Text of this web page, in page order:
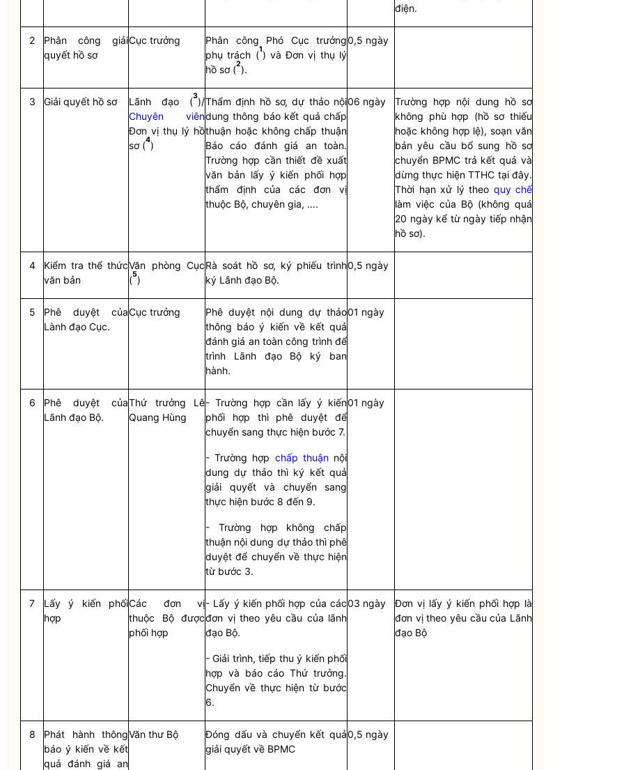
điện.
2
Phân công giải
quyết hồ sơ
Cục trưởng
Phân công Phó Cục trưởng
phụ trách (1) và Đơn vị thụ lý
hồ sơ (2).
0,5 ngày
3 Giải quyết hồ sơ Lãnh đạo (3)/
Chuyên viên
Đơn vị thụ lý hồ
sơ (4)
Thẩm định hồ sơ, dự thảo nội
dung thông báo kết quả chấp
thuận hoặc khôngchấp thuận
Báo cáo đánh giá an toàn.
Trường hợp cần thiết đề xuất
văn bản lấy ý kiến phối hợp
thẩm định của các đơn vị
thuộc Bộ, chuyên gia, ….
06 ngày
Trường hợp nội dung hồ sơ
không phù hợp (hồ sơ thiếu
hoặc không hợp lệ), soạn văn
bản yêu cầu bổ sung hồ sơ
chuyển BPMC trả kết quả và
dừng thực hiện TTHC tại đây.
Thời hạn xử lý theo quy chế
làm việc của Bộ (không quá
20 ngày kể từ ngày tiếp nhận
hồ sơ).
4
Kiểm tra thể thức
văn bản
Văn phòng Cục
(5)
Rà soát hồ sơ, ký phiếu trình
ký Lãnh đạo Bộ.
0,5 ngày
5
Phê duyệt của
Lành đạo Cục.
Cục trưởng
Phê duyệt nội dung dự thảo
thông báo ý kiến về kết quả
đánh giá an toàn công trình để
trình Lãnh đạo Bộ ký ban
hành.
01 ngày
6
Phê duyệt của
Lãnh đạo Bộ.
Thứ trưởng Lê
Quang Hùng
- Trường hợp cần lấy ý kiến
phối hợp thì phê duyệt để
chuyển sang thực hiện bước 7.
- Trường hợp chấp thuậnnội
dung dự thảo thì ký kết quả
giải quyết và chuyển sang
thực hiện bước 8 đến 9.
- Trường hợp không chấp
thuận nội dung dự thảo thì phê
duyệt để chuyển về thực hiện
từ bước 3.
01 ngày
7
Lấy ý kiến phối
hợp
Các đơn vị
thuộc Bộ được
phối hợp
- Lấy ý kiến phối hợp của các
đơn vị theo yêu cầu của lãnh
đạo Bộ.
- Giải trình, tiếp thu ý kiến phối
hợp và báo cáo Thứ trưởng.
Chuyển về thực hiện từ bước
6.
03 ngày
Đơn vị lấy ý kiến phối hợp là
đơn vị theo yêu cầu của Lãnh
đạo Bộ
8
Phát hành thông
báo ý kiến về kết
quả đánh giá an
Văn thư Bộ
Đóng dấu và chuyển kết quả
giải quyết về BPMC
0,5 ngày